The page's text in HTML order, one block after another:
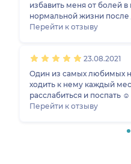
избавить меня от болей
нормальной жизни после
Перейти к отзыву
23.08.2021
Один из самых любимых
ходить к нему каждый
расслабиться и поспать ☺️
Перейти к отзыву